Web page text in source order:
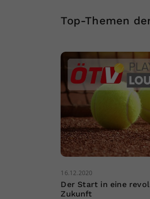
Top-Themen
16.12.2020
Der Start in eine
Zukunft